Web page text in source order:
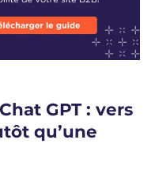
GPT : vers
qu’une